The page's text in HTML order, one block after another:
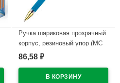
Ручка шариковая прозрачный
корпус, резиновый упор (MC
Gold) голубой, 0,5мм, масло
86,58 ₽